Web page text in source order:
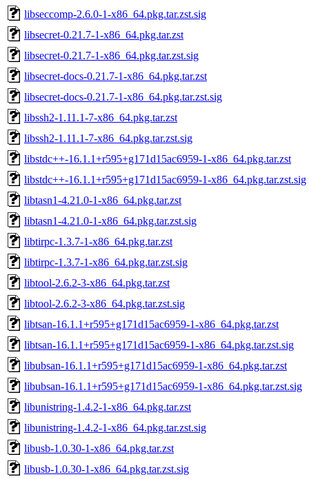
libseccomp-2.6.0-1-x86_64.pkg.tar.zst.sig
libsecret-0.21.7-1-x86_64.pkg.tar.zst
libsecret-0.21.7-1-x86_64.pkg.tar.zst.sig
libsecret-docs-0.21.7-1-x86_64.pkg.tar.zst
libsecret-docs-0.21.7-1-x86_64.pkg.tar.zst.sig
libssh2-1.11.1-7-x86_64.pkg.tar.zst
libssh2-1.11.1-7-x86_64.pkg.tar.zst.sig
libstdc++-16.1.1+r595+g171d15ac6959-1-x86_64.pkg.tar.zst
libstdc++-16.1.1+r595+g171d15ac6959-1-x86_64.pkg.tar.zst.sig
libtasn1-4.21.0-1-x86_64.pkg.tar.zst
libtasn1-4.21.0-1-x86_64.pkg.tar.zst.sig
libtirpc-1.3.7-1-x86_64.pkg.tar.zst
libtirpc-1.3.7-1-x86_64.pkg.tar.zst.sig
libtool-2.6.2-3-x86_64.pkg.tar.zst
libtool-2.6.2-3-x86_64.pkg.tar.zst.sig
libtsan-16.1.1+r595+g171d15ac6959-1-x86_64.pkg.tar.zst
libtsan-16.1.1+r595+g171d15ac6959-1-x86_64.pkg.tar.zst.sig
libubsan-16.1.1+r595+g171d15ac6959-1-x86_64.pkg.tar.zst
libubsan-16.1.1+r595+g171d15ac6959-1-x86_64.pkg.tar.zst.sig
libunistring-1.4.2-1-x86_64.pkg.tar.zst
libunistring-1.4.2-1-x86_64.pkg.tar.zst.sig
libusb-1.0.30-1-x86_64.pkg.tar.zst
libusb-1.0.30-1-x86_64.pkg.tar.zst.sig